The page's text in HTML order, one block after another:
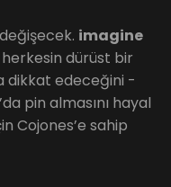
imagine
dürüst bir
dikkat edeceğini -
pin almasını hayal
Cojones’e sahip